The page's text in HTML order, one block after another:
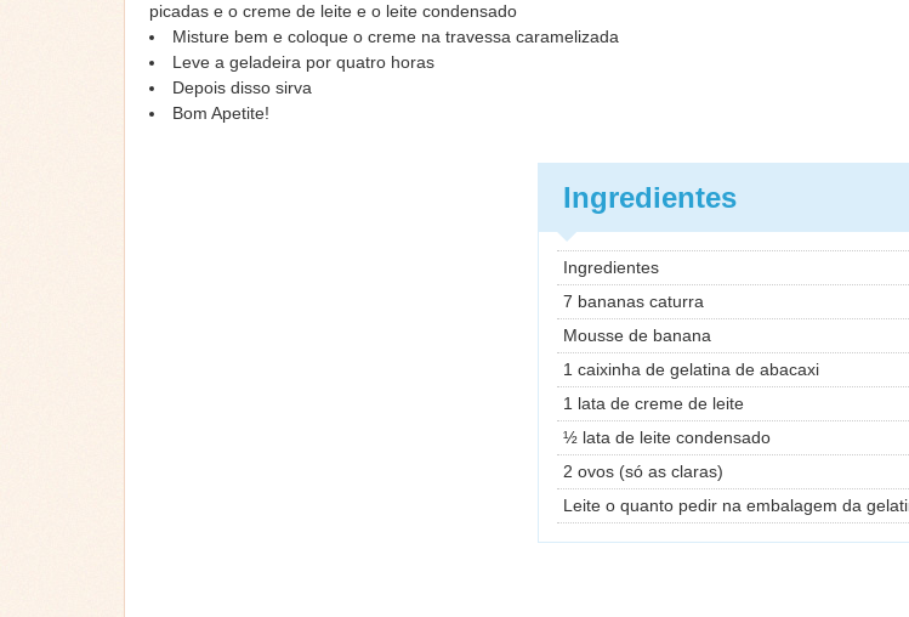
picadas e o creme de leite e o leite condensado
Misture bem e coloque o creme na travessa caramelizada
Leve a geladeira por quatro horas
Depois disso sirva
Bom Apetite!
Ingredientes
Ingredientes
7 bananas caturra
Mousse de banana
1 caixinha de gelatina de abacaxi
1 lata de creme de leite
½ lata de leite condensado
2 ovos (só as claras)
Leite o quanto pedir na embalagem da